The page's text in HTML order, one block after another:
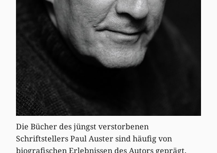
Die Bücher des jüngst verstorbenen
Schriftstellers Paul Auster sind häufig von
biografischen Erlebnissen des Autors geprägt,